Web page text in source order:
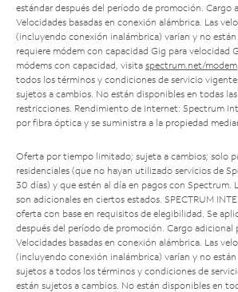
estándar después del período de promoción. Cargo
Velocidades basadas en conexión alámbrica. Las
(incluyendo conexión inalámbrica) varían y no están
requiere módem con capacidad Gig para velocidad
módems con capacidad, visita spectrum.net/modem
todos los términos y condiciones de servicio
sujetos a cambios. No están disponibles en todas las
restricciones. Rendimiento de Internet: Spectrum
por fibra óptica y se suministra a la propiedad
Oferta por tiempo limitado; sujeta a cambios; solo
residenciales (que no hayan utilizado servicios de
30 días) y que estén al día en pagos con Spectrum.
son adicionales en ciertos estados. SPECTRUM
oferta con base en requisitos de elegibilidad. Se
después del período de promoción. Cargo adicional
Velocidades basadas en conexión alámbrica. Las
(incluyendo conexión inalámbrica) varían y no
sujetos a todos los términos y condiciones de
están sujetos a cambios. No están disponibles en